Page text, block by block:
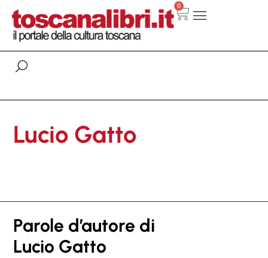
0
Lucio Gatto
Parole d’autore di
Lucio Gatto